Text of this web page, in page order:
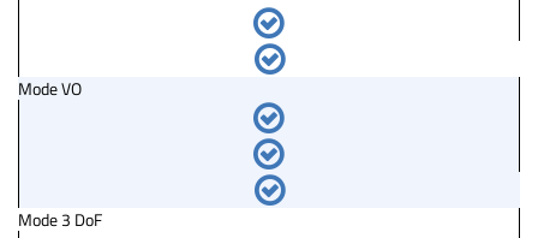
Mode VO
Mode 3 DoF